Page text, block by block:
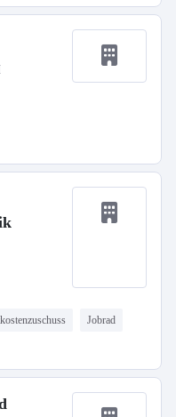
Jobrad